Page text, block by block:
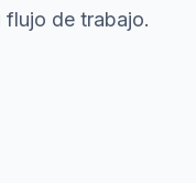
de trabajo.